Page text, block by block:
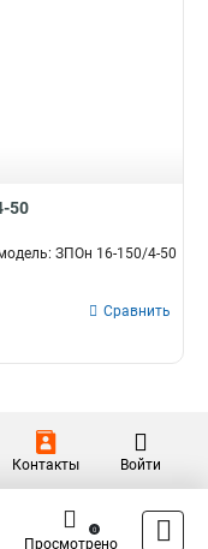
50
ЗПОн 16-150/4-50
Сравнить
Контакты Войти
Просмотрено
0